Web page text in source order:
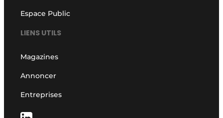
Espace Public
LIENS UTILS
Magazines
Annoncer
Entreprises